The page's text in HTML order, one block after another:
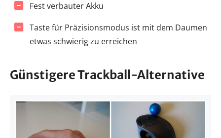
Fest verbauter Akku
Taste für Präzisionsmodus ist mit dem Daumen
etwas schwierig zu erreichen
Günstigere Trackball-Alternative